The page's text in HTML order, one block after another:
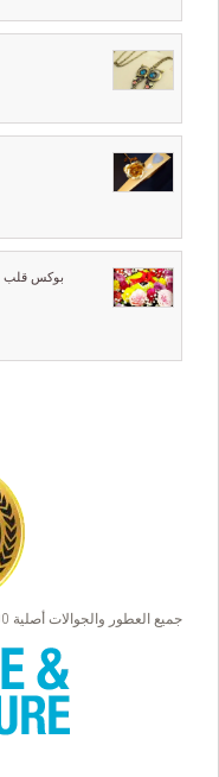
جميع العطور والجوالات أصلية 100%